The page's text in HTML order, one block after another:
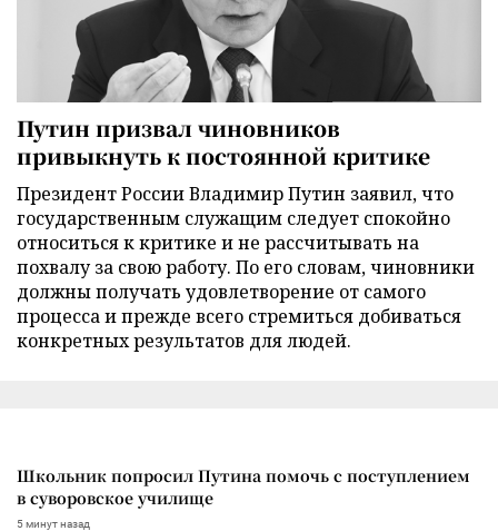
Путин призвал чиновников
привыкнуть к постоянной критике
Президент России Владимир Путин заявил, что
государственным служащим следует спокойно
относиться к критике и не рассчитывать на
похвалу за свою работу. По его словам, чиновники
должны получать удовлетворение от самого
процесса и прежде всего стремиться добиваться
конкретных результатов для людей.
Школьник попросил Путина помочь с поступлением
в суворовское училище
5 минут назад